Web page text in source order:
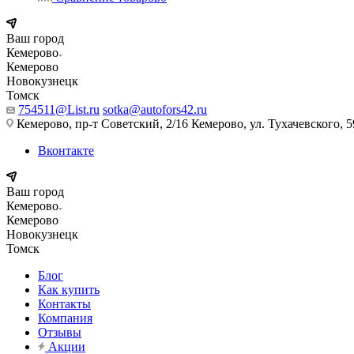
Ваш город
Кемерово
Кемерово
Новокузнецк
Томск
754511@List.ru sotka@autofors42.ru
Кемерово, пр-т Советский, 2/16 Кемерово, ул. Тухачевского,
Вконтакте
Ваш город
Кемерово
Кемерово
Новокузнецк
Томск
Блог
Как купить
Контакты
Компания
Отзывы
Акции